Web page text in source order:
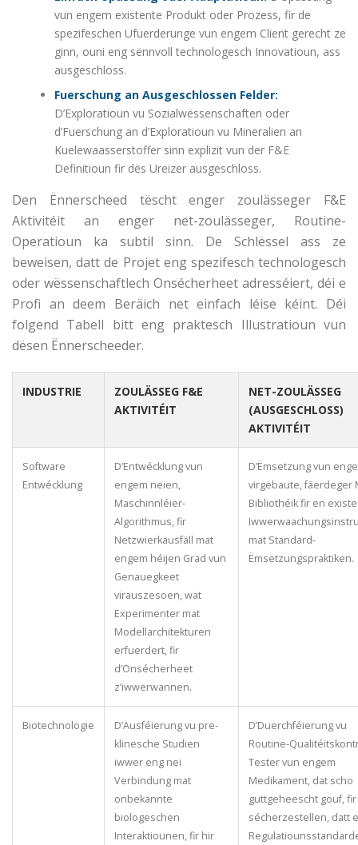
vun engem existente Produkt oder Prozess, fir de
spezifeschen Ufuerderunge vun engem Client gerecht ze
ginn, ouni eng sënnvoll technologesch Innovatioun, ass
ausgeschloss.
Fuerschung an Ausgeschlossen Felder:
D’Exploratioun vu Sozialwëssenschaften oder
d’Fuerschung an d’Exploratioun vu Mineralien an
Kuelewaasserstoffer sinn explizit vun der F&E
Definitioun fir dës Ureizer ausgeschloss.
Den Ënnerscheed tëscht enger zoulässeger F&E
Aktivitéit an enger net-zoulässeger, Routine-
Operatioun ka subtil sinn. De Schlëssel ass ze
beweisen, datt de Projet eng spezifesch technologesch
oder wëssenschaftlech Onsécherheet adresséiert, déi e
Profi an deem Beräich net einfach léise kéint. Déi
folgend Tabell bitt eng praktesch Illustratioun vun
dësen Ënnerscheeder.
INDUSTRIE
ZOULÄSSEG F&E
AKTIVITÉIT
NET-ZOULÄSSEG
(AUSGESCHLOSS)
AKTIVITÉIT
Software
Entwécklung
D’Entwécklung vun
engem neien,
Maschinnléier-
Algorithmus, fir
Netzwierkausfäll mat
engem héijen Grad vun
Genauegkeet
virauszesoen, wat
Experimenter mat
Modellarchitekturen
erfuerdert, fir
d’Onsécherheet
z’iwwerwannen.
D’Ëmsetzung vun
virgebaute, fäerdeger
Bibliothéik fir en
mat Standard-
Ëmsetzungspraktiken.
Biotechnologie
D’Ausféierung vu pre-
klinesche Studien
iwwer eng nei
Verbindung mat
onbekannte
biologeschen
Interaktiounen, fir hir
D’Duerchféierung vu
Routine-
Tester vun engem
Medikament, dat scho
guttgeheescht gouf, fir
sécherzestellen, datt